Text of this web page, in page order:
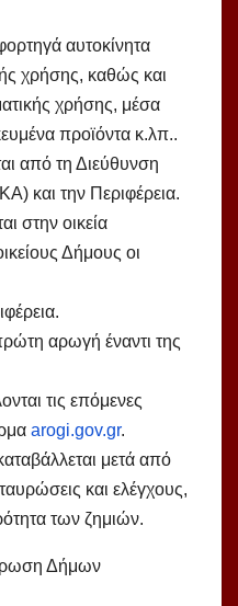
αυτοκίνητα
χρήσης, καθώς και
χρήσης, μέσα
προϊόντα κ.λπ..
από τη Διεύθυνση
και την Περιφέρεια.
στην οικεία
Δήμους οι
αρωγή έναντι της
τις επόμενες
arogi.gov.gr.
μετά από
και ελέγχους,
των ζημιών.
Δήμων